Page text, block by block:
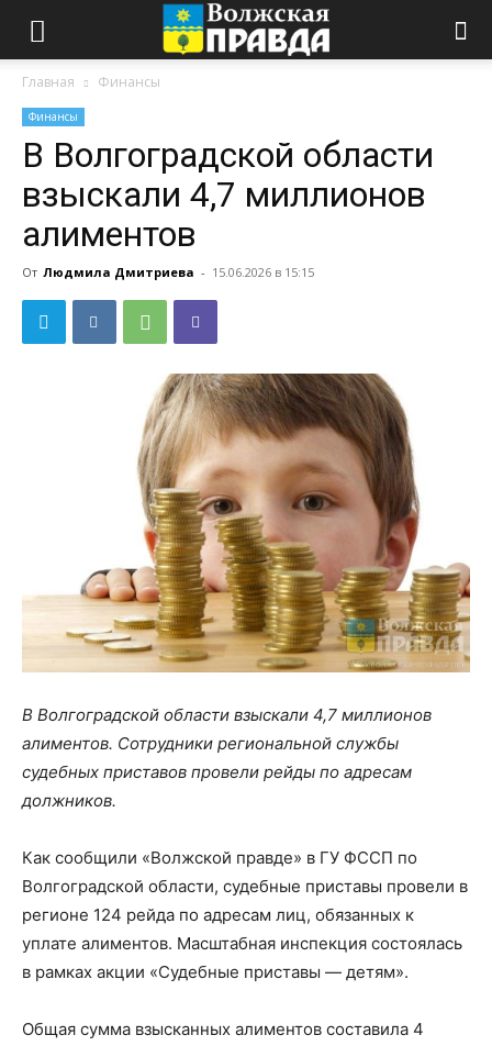
Главная Финансы
Финансы
В Волгоградской области
взыскали 4,7 миллионов
алиментов
От Людмила Дмитриева - 15.06.2026 в 15:15
В Волгоградской области взыскали 4,7 миллионов
алиментов. Сотрудники региональной службы
судебных приставов провели рейды по адресам
должников.
Как сообщили «Волжской правде» в ГУ ФССП по
Волгоградской области, судебные приставы провели в
регионе 124 рейда по адресам лиц, обязанных к
уплате алиментов. Масштабная инспекция состоялась
в рамках акции «Судебные приставы — детям».
Общая сумма взысканных алиментов составила 4